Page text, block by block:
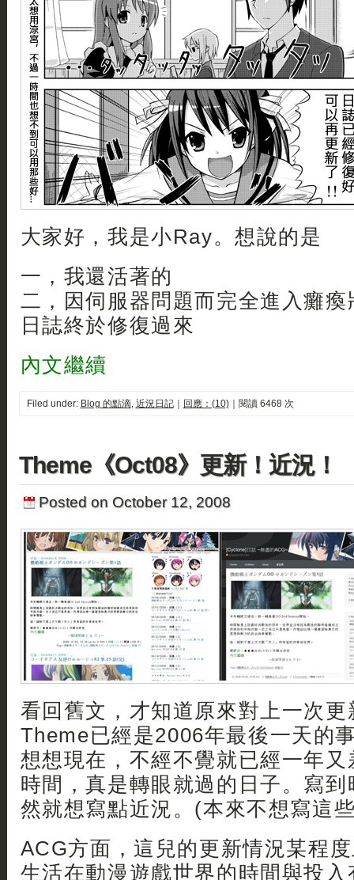
大家好，我是小Ray。想說的是
一，我還活著的
二，因伺服器問題而完全進入癱
日誌終於修復過來
內文繼續
Filed under: Blog 的點滴, 近況日記｜ 回應：(10)｜閱讀 6468 次
Theme《Oct08》更新！近況！
Posted on October 12, 2008
看回舊文，才知道原來對上一次
Theme已經是2006年最後一天的
想想現在，不經不覺就已經一年
時間，真是轉眼就過的日子。寫
然就想寫點近況。(本來不想寫這
ACG方面，這兒的更新情況某程
生活在動漫遊戲世界的時間與投